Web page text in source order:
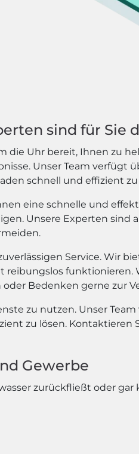
sind für Sie
die Uhr bereit, Ihnen zu
Unser Team verfügt
schnell und effizient
eine schnelle und
Unsere Experten sind
Service. Wir
funktionieren.
Bedenken gerne zur
zu nutzen. Unser
zu lösen. Kontaktieren
Gewerbe
zurückfließt oder